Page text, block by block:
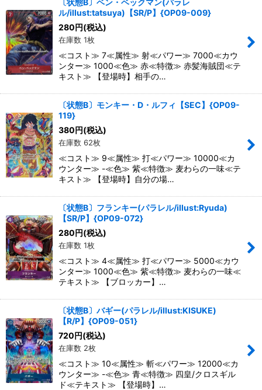
〔状態B〕ベン・ベックマン(パラレ
ル/illust:tatsuya)【SR/P】{OP09-009}
280円(税込)
在庫数 1枚
≪コスト≫ 7≪属性≫ 射≪パワー≫ 7000≪カウ
ンター≫ 1000≪色≫ 赤≪特徴≫ 赤髪海賊団≪テ
キスト≫ 【登場時】相手の…
〔状態B〕モンキー・D・ルフィ【SEC】{OP09-
119}
380円(税込)
在庫数 62枚
≪コスト≫ 9≪属性≫ 打≪パワー≫ 10000≪カ
ウンター≫ -≪色≫ 紫≪特徴≫ 麦わらの一味≪テ
キスト≫ 【登場時】自分の場…
〔状態B〕フランキー(パラレル/illust:Ryuda)
【SR/P】{OP09-072}
280円(税込)
在庫数 1枚
≪コスト≫ 4≪属性≫ 打≪パワー≫ 5000≪カウ
ンター≫ 1000≪色≫ 紫≪特徴≫ 麦わらの一味≪
テキスト≫ 【ブロッカー】…
〔状態B〕バギー(パラレル/illust:KISUKE)
【R/P】{OP09-051}
720円(税込)
在庫数 2枚
≪コスト≫ 10≪属性≫ 斬≪パワー≫ 12000≪カ
ウンター≫ -≪色≫ 青≪特徴≫ 四皇/クロスギル
ド≪テキスト≫ 【登場時】…